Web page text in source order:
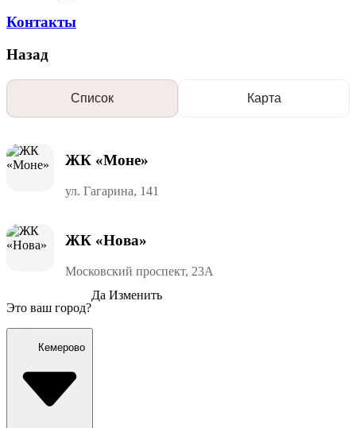
Контакты
Назад
Список Карта
ЖК «Моне»
ул. Гагарина, 141
ЖК «Нова»
Московский проспект, 23А
Это ваш город?
Да Изменить
Кемерово